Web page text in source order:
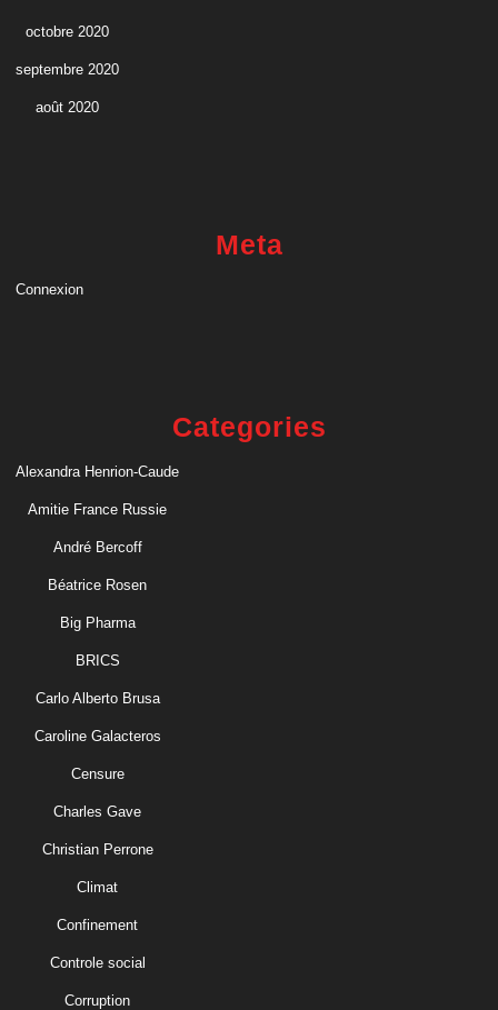
octobre 2020
septembre 2020
août 2020
Meta
Connexion
Categories
Alexandra Henrion-Caude
Amitie France Russie
André Bercoff
Béatrice Rosen
Big Pharma
BRICS
Carlo Alberto Brusa
Caroline Galacteros
Censure
Charles Gave
Christian Perrone
Climat
Confinement
Controle social
Corruption